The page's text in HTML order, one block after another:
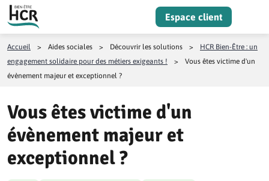
Aller au contenu
Espace client
Accueil > Aides sociales > Découvrir les solutions >
HCR Bien-Être : un
engagement solidaire pour des métiers exigeants !
>
Vous êtes victime d'un
évènement majeur et exceptionnel ?
Vous êtes victime d'un
évènement majeur et
exceptionnel ?